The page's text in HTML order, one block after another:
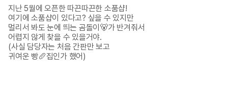
지난 5월에 오픈한 따끈따끈한 소품샵!
여기에 소품샵이 있다고? 싶을 수 있지만
멀리서 봐도 눈에 띄는 곰돌이🐻가 반겨줘서
어렵지 않게 찾을 수 있을거야.
(사실 담당자는 처음 간판만 보고
귀여운 빵🥖집인가 했어)